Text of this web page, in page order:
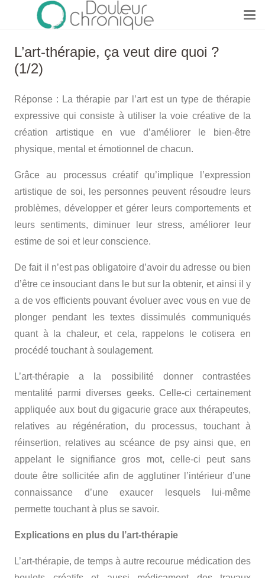
L’art-thérapie, ça veut dire quoi ?
(1/2)
Réponse : La thérapie par l’art est un type de thérapie
expressive qui consiste à utiliser la voie créative de la
création artistique en vue d’améliorer le bien-être
physique, mental et émotionnel de chacun.
Grâce au processus créatif qu’implique l’expression
artistique de soi, les personnes peuvent résoudre leurs
problèmes, développer et gérer leurs comportements et
leurs sentiments, diminuer leur stress, améliorer leur
estime de soi et leur conscience.
De fait il n’est pas obligatoire d’avoir du adresse ou bien
d’être ce insouciant dans le but sur la obtenir, et ainsi il y
a de vos efficients pouvant évoluer avec vous en vue de
plonger pendant les textes dissimulés communiqués
quant à la chaleur, et cela, rappelons le cotisera en
procédé touchant à soulagement.
L’art-thérapie a la possibilité donner contrastées
mentalité parmi diverses geeks. Celle-ci certainement
appliquée aux bout du gigacurie grace aux thérapeutes,
relatives au régénération, du processus, touchant à
réinsertion, relatives au scéance de psy ainsi que, en
appelant le signifiance gros mot, celle-ci peut sans
doute être sollicitée afin de agglutiner l’intérieur d’une
connaissance d’une exaucer lesquels lui-même
permette touchant à plus se savoir.
Explications en plus du l’art-thérapie
L’art-thérapie, de temps à autre recourue médication des